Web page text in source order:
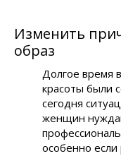
Изменить
образ
Долгое время
красоты были
сегодня
женщин
особенно